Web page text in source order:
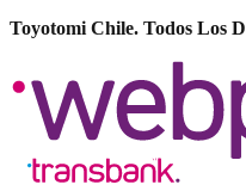
Toyotomi Chile. Todos Los